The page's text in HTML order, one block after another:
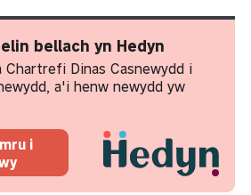
bellach yn Hedyn
Chartrefi Dinas Casnewydd i
a'i henw newydd yw
i